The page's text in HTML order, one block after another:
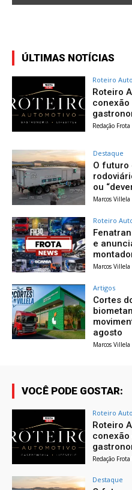
ÚLTIMAS NOTÍCIAS
Roteiro
Roteiro
Redação
Destaque
O futuro
ou
Marcos
Roteiro
e
Marcos
Artigos
Cortes
agosto
Marcos
VOCÊ PODE GOSTAR:
Roteiro
Roteiro
Redação
Destaque